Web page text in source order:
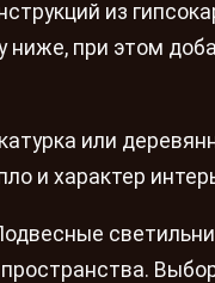
из
ниже, при этом
или
и характер